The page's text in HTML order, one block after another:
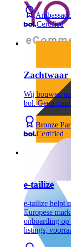
Certified
Zachtwaar
Wij bouwen
bol. Geen
Bronze
Certified
e-tailize
e-tailize helpt
Europese
onboarding op
listings,